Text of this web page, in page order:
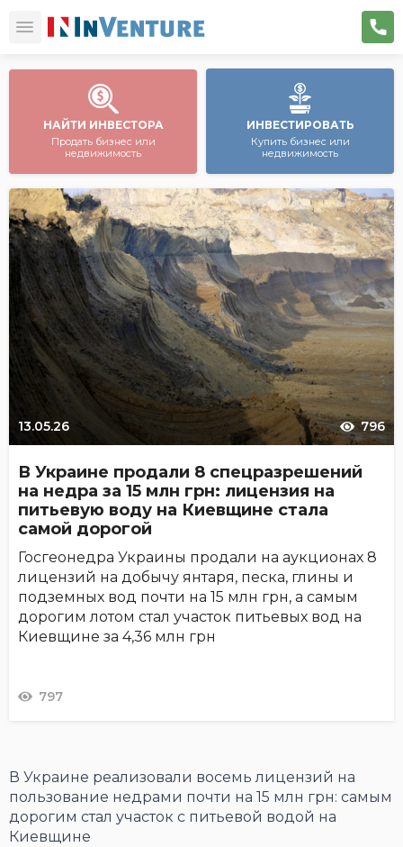
НАЙТИ ИНВЕСТОРА
Продать бизнес или
недвижимость
ИНВЕСТИРОВАТЬ
Купить бизнес или
недвижимость
13.05.26 796
В Украине продали 8 спецразрешений
на недра за 15 млн грн: лицензия на
питьевую воду на Киевщине стала
самой дорогой
Госгеонедра Украины продали на аукционах 8
лицензий на добычу янтаря, песка, глины и
подземных вод почти на 15 млн грн, а самым
дорогим лотом стал участок питьевых вод на
Киевщине за 4,36 млн грн
797
В Украине реализовали восемь лицензий на
пользование недрами почти на 15 млн грн: самым
дорогим стал участок с питьевой водой на
Киевщине